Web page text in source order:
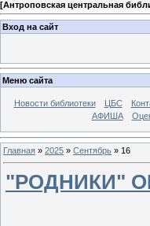
[Антроповская центральная
Вход на сайт
Меню сайта
Новости библиотеки ЦБС
АФИША
Главная » 2025 » Сентябрь » 16
"РОДНИКИ"